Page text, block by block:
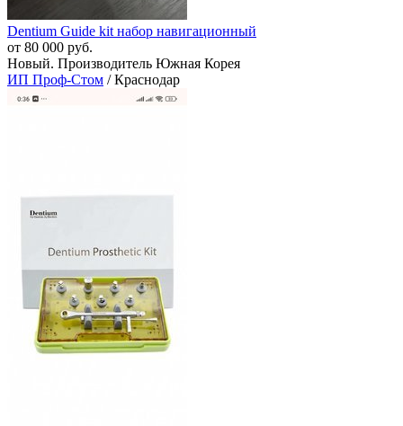
Dentium Guide kit набор навигационный
от 80 000 руб.
Новый. Производитель Южная Корея
ИП Проф-Стом / Краснодар